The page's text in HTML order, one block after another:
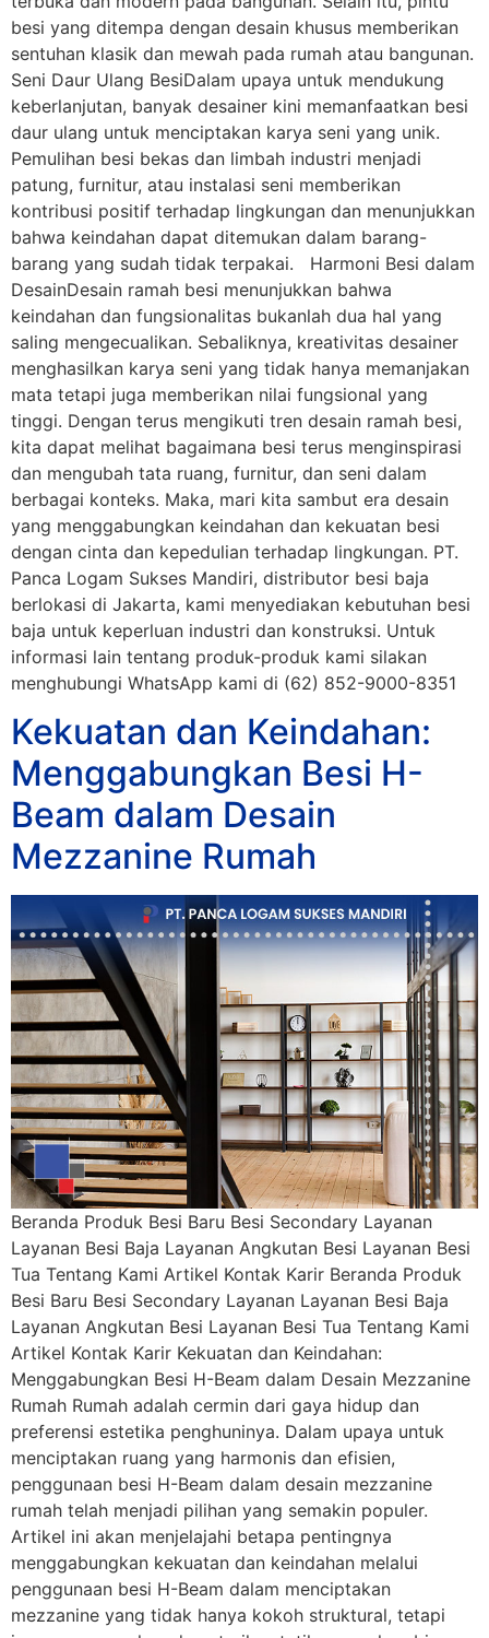
besi yang ditempa dengan desain khusus memberikan
sentuhan klasik dan mewah pada rumah atau bangunan.
Seni Daur Ulang BesiDalam upaya untuk mendukung
keberlanjutan, banyak desainer kini memanfaatkan besi
daur ulang untuk menciptakan karya seni yang unik.
Pemulihan besi bekas dan limbah industri menjadi
patung, furnitur, atau instalasi seni memberikan
kontribusi positif terhadap lingkungan dan menunjukkan
bahwa keindahan dapat ditemukan dalam barang-
barang yang sudah tidak terpakai. Harmoni Besi dalam
DesainDesain ramah besi menunjukkan bahwa
keindahan dan fungsionalitas bukanlah dua hal yang
saling mengecualikan. Sebaliknya, kreativitas desainer
menghasilkan karya seni yang tidak hanya memanjakan
mata tetapi juga memberikan nilai fungsional yang
tinggi. Dengan terus mengikuti tren desain ramah besi,
kita dapat melihat bagaimana besi terus menginspirasi
dan mengubah tata ruang, furnitur, dan seni dalam
berbagai konteks. Maka, mari kita sambut era desain
yang menggabungkan keindahan dan kekuatan besi
dengan cinta dan kepedulian terhadap lingkungan. PT.
Panca Logam Sukses Mandiri, distributor besi baja
berlokasi di Jakarta, kami menyediakan kebutuhan besi
baja untuk keperluan industri dan konstruksi. Untuk
informasi lain tentang produk-produk kami silakan
menghubungi WhatsApp kami di (62) 852-9000-8351
Kekuatan dan Keindahan:
Menggabungkan Besi H-
Beam dalam Desain
Mezzanine Rumah
Beranda Produk Besi Baru Besi Secondary Layanan
Layanan Besi Baja Layanan Angkutan Besi Layanan Besi
Tua Tentang Kami Artikel Kontak Karir Beranda Produk
Besi Baru Besi Secondary Layanan Layanan Besi Baja
Layanan Angkutan Besi Layanan Besi Tua Tentang Kami
Artikel Kontak Karir Kekuatan dan Keindahan:
Menggabungkan Besi H-Beam dalam Desain Mezzanine
Rumah Rumah adalah cermin dari gaya hidup dan
preferensi estetika penghuninya. Dalam upaya untuk
menciptakan ruang yang harmonis dan efisien,
penggunaan besi H-Beam dalam desain mezzanine
rumah telah menjadi pilihan yang semakin populer.
Artikel ini akan menjelajahi betapa pentingnya
menggabungkan kekuatan dan keindahan melalui
penggunaan besi H-Beam dalam menciptakan
mezzanine yang tidak hanya kokoh struktural, tetapi